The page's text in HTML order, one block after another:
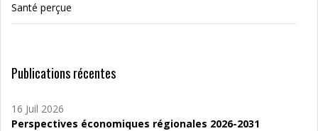
Santé perçue
Publications récentes
16 Juil 2026
Perspectives économiques régionales 2026-2031